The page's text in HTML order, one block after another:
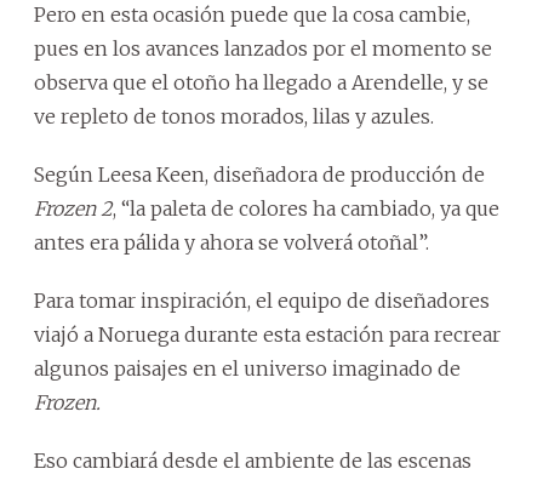
Pero en esta ocasión puede que la cosa cambie,
pues en los avances lanzados por el momento se
observa que el otoño ha llegado a Arendelle, y se
ve repleto de tonos morados, lilas y azules.
Según Leesa Keen, diseñadora de producción de
Frozen 2, “la paleta de colores ha cambiado, ya que
antes era pálida y ahora se volverá otoñal”.
Para tomar inspiración, el equipo de diseñadores
viajó a Noruega durante esta estación para recrear
algunos paisajes en el universo imaginado de
Frozen.
Eso cambiará desde el ambiente de las escenas